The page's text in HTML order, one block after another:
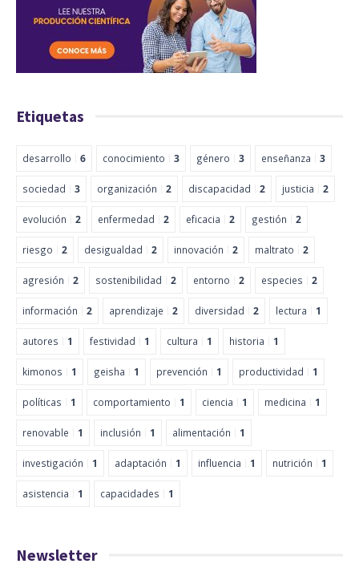
Etiquetas
desarrollo 6 conocimiento 3 género 3 enseñanza 3
sociedad 3 organización 2 discapacidad 2 justicia 2
evolución 2 enfermedad 2 eficacia 2 gestión 2
riesgo 2 desigualdad 2 innovación 2 maltrato 2
agresión 2 sostenibilidad 2 entorno 2 especies 2
información 2 aprendizaje 2 diversidad 2 lectura 1
autores 1 festividad 1 cultura 1 historia 1
kimonos 1 geisha 1 prevención 1 productividad 1
políticas 1 comportamiento 1 ciencia 1 medicina 1
renovable 1 inclusión 1 alimentación 1
investigación 1 adaptación 1 influencia 1 nutrición 1
asistencia 1 capacidades 1
Newsletter